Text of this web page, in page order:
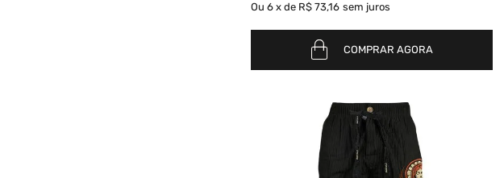
Ou6 x de R$ 73,16 sem juros
COMPRAR AGORA